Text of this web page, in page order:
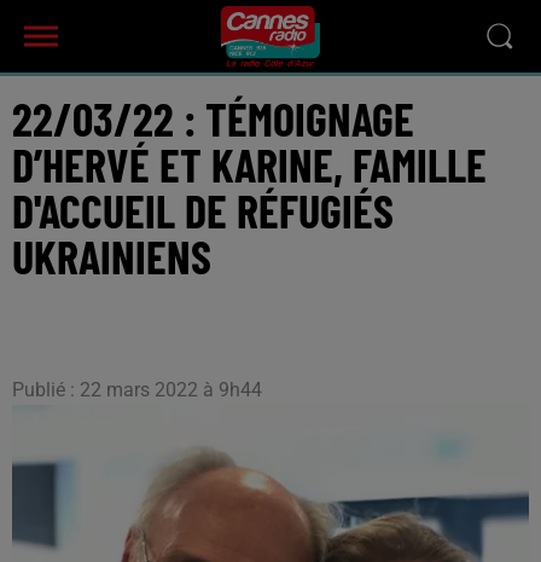
22/03/22 : TÉMOIGNAGE
D’HERVÉ ET KARINE, FAMILLE
D'ACCUEIL DE RÉFUGIÉS
UKRAINIENS
Publié : 22 mars 2022 à 9h44